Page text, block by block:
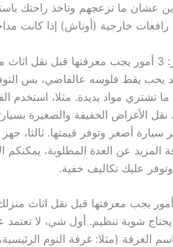
عشان ما تزعجهم وتاخذ راحتك
رافعات خارجية (أوناش) إذا كانت
يحب يقط فلوسه عالفاضي، بس
ما تشتري مواد يديدة. مثلا، استخدم
نقل الأغراض الخفيفة والصغيرة
سيارة أصغر وتوفر قيمتها.
المزيد عن العدة المطلوبة، يمكنكم
عليك تكاليف خفية.
يحتاج شوية تنظيم. أول شي، لا
اسم الغرفة (مثلا: غرفة النوم